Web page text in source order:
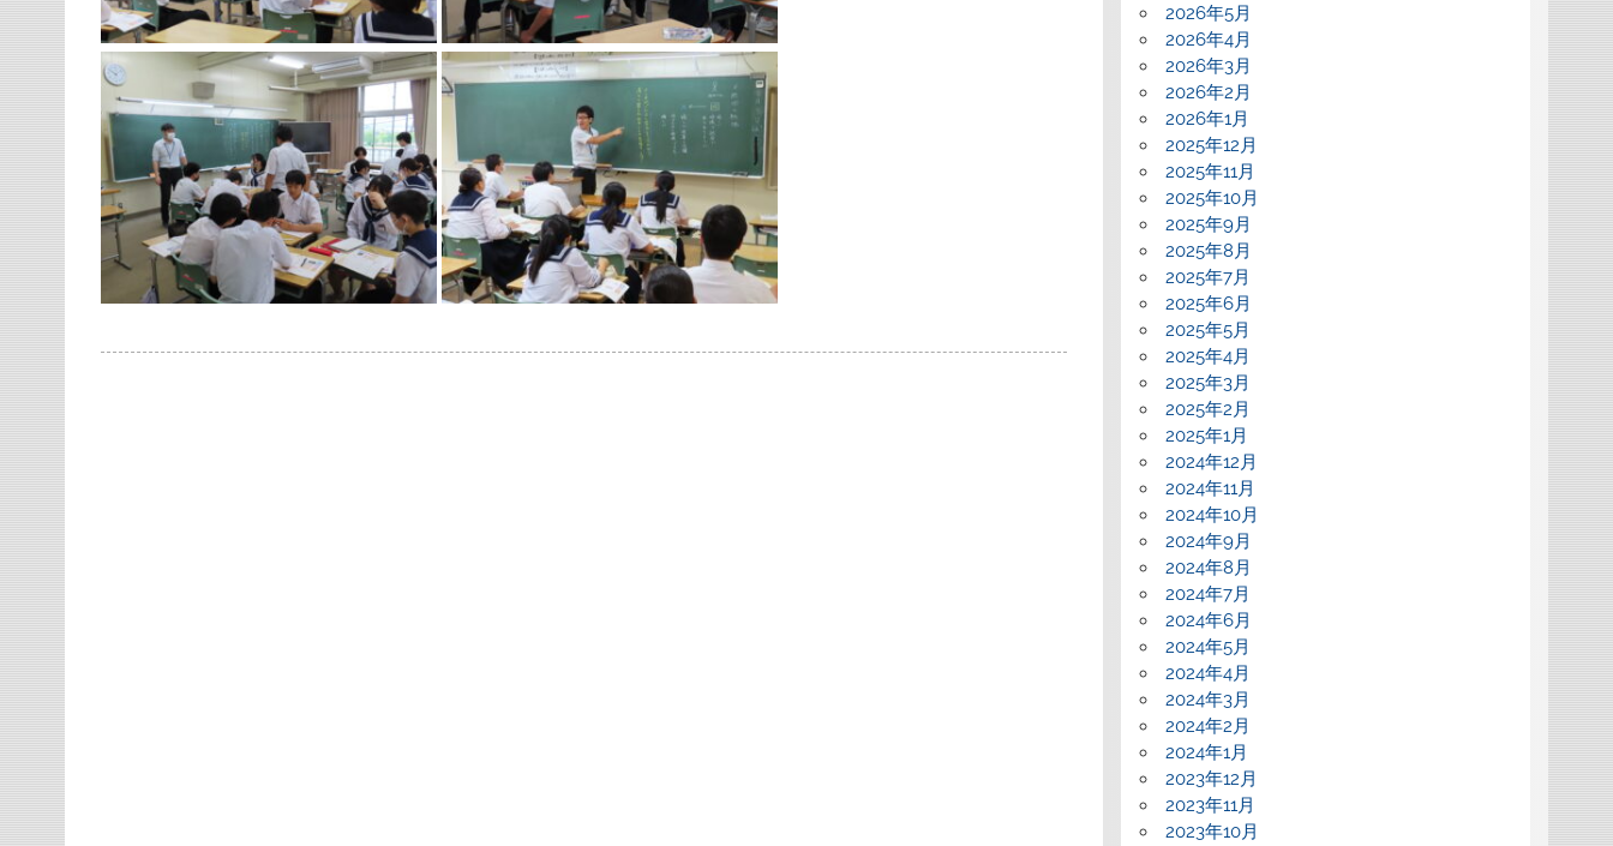
2026年5月
2026年4月
2026年3月
2026年2月
2026年1月
2025年12月
2025年11月
2025年10月
2025年9月
2025年8月
2025年7月
2025年6月
2025年5月
2025年4月
2025年3月
2025年2月
2025年1月
2024年12月
2024年11月
2024年10月
2024年9月
2024年8月
2024年7月
2024年6月
2024年5月
2024年4月
2024年3月
2024年2月
2024年1月
2023年12月
2023年11月
2023年10月